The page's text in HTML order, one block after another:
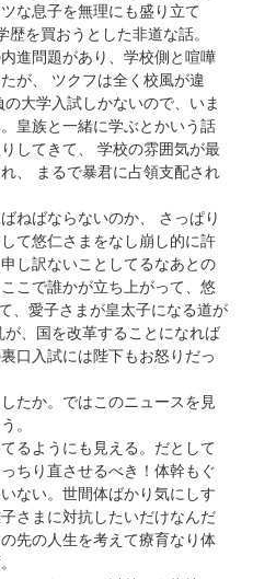
な息子を無理にも盛り立て
を買おうとした非道な話。
進問題があり、学校側と喧嘩
が、 ツクフは全く校風が違
大学入試しかないので、いま
皇族と一緒に学ぶとかいう話
してきて、 学校の雰囲気が最
、 まるで暴君に占領支配され
ねばならないのか、 さっぱり
て悠仁さまをなし崩し的に許
し訳ないことしてるなあとの
こで誰かが立ち上がって、悠
、愛子さまが皇太子になる道が
、国を改革することになれば
口入試には陛下もお怒りだっ
たか。ではこのニュースを見
。
るようにも見える。だとして
ちり直させるべき！体幹もぐ
ない。世間体ばかり気にしす
さまに対抗したいだけなんだ
先の人生を考えて療育なり体